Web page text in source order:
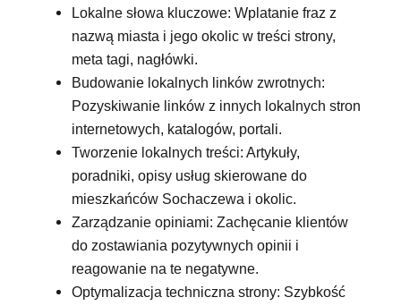
Lokalne słowa kluczowe: Wplatanie fraz z
nazwą miasta i jego okolic w treści strony,
meta tagi, nagłówki.
Budowanie lokalnych linków zwrotnych:
Pozyskiwanie linków z innych lokalnych stron
internetowych, katalogów, portali.
Tworzenie lokalnych treści: Artykuły,
poradniki, opisy usług skierowane do
mieszkańców Sochaczewa i okolic.
Zarządzanie opiniami: Zachęcanie klientów
do zostawiania pozytywnych opinii i
reagowanie na te negatywne.
Optymalizacja techniczna strony: Szybkość